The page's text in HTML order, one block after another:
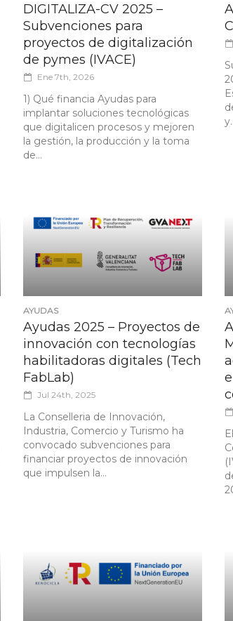
DIGITALIZA-CV 2025 –
Subvenciones para
proyectos de digitalización
de pymes (IVACE)
Ene 7th, 2026
1) Qué financia Ayudas para
implantar soluciones tecnológicas
que digitalicen procesos y mejoren
la gestión, la producción y la toma
de...
AYUDAS
Ayudas 2025 – Proyectos de
innovación con tecnologías
habilitadoras digitales (Tech
FabLab)
Jul 24th, 2025
La Conselleria de Innovación,
Industria, Comercio y Turismo ha
convocado subvenciones para
financiar proyectos de innovación
que impulsen la...